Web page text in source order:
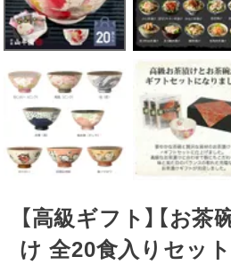
【高級ギフト】【お
け 全20食入りセット